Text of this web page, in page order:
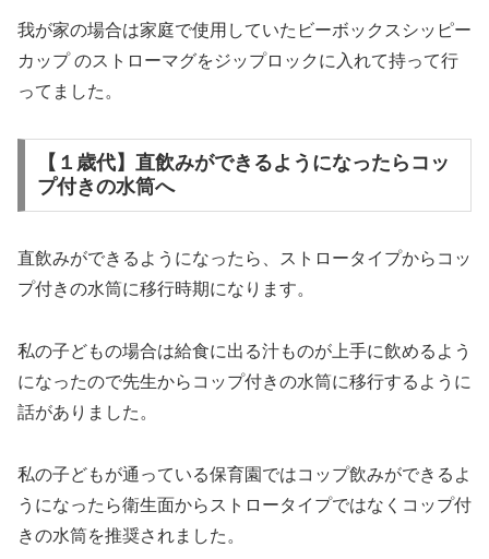
我が家の場合は家庭で使用していたビーボックスシッピー
カップ のストローマグをジップロックに入れて持って行
ってました。
【１歳代】直飲みができるようになったらコッ
プ付きの水筒へ
直飲みができるようになったら、ストロータイプからコッ
プ付きの水筒に移行時期になります。
私の子どもの場合は給食に出る汁ものが上手に飲めるよう
になったので先生からコップ付きの水筒に移行するように
話がありました。
私の子どもが通っている保育園ではコップ飲みができるよ
うになったら衛生面からストロータイプではなくコップ付
きの水筒を推奨されました。